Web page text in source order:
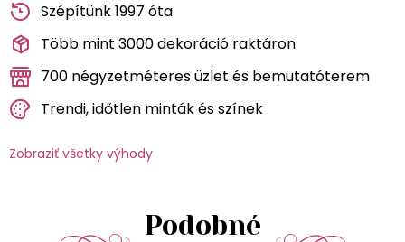
Szépítünk 1997 óta
Több mint 3000 dekoráció raktáron
700 négyzetméteres üzlet és bemutatóterem
Trendi, időtlen minták és színek
Zobraziť všetky výhody
Podobné